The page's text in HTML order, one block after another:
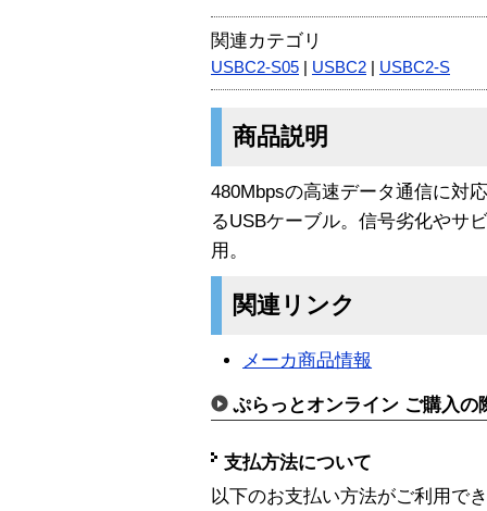
関連カテゴリ
USBC2-S05 USBC2 USBC2-S
商品説明
480Mbpsの高速データ通信に対
るUSBケーブル。信号劣化やサ
用。
関連リンク
メーカ商品情報
ぷらっとオンライン ご購入の
支払方法について
以下のお支払い方法がご利用で